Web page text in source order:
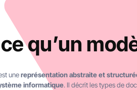
qu’un
unereprésentation abstraite et
informatique. Il décrit les types de